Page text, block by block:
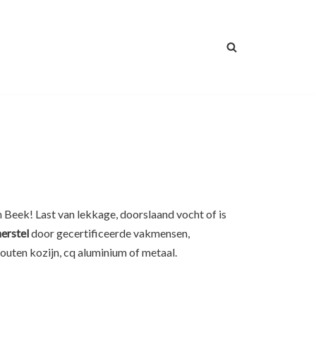
Last van lekkage, doorslaand vocht of is
door gecertificeerde vakmensen,
kozijn, cq aluminium of metaal.